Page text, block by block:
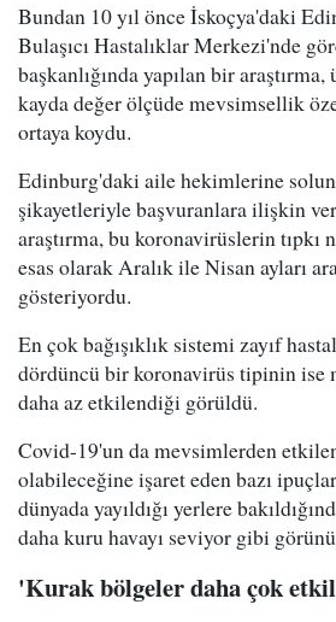
Bundan 10 yıl önce İskoçya'daki
Bulaşıcı Hastalıklar Merkezi'nde
başkanlığında yapılan bir
kayda değer ölçüde mevsimsellik
ortaya koydu.
Edinburg'daki aile hekimlerine
şikayetleriyle başvuranlara ilişkin
araştırma, bu koronavirüslerin tıpkı
esas olarak Aralık ile Nisan ayları
gösteriyordu.
En çok bağışıklık sistemi zayıf
dördüncü bir koronavirüs tipinin ise
daha az etkilendiği görüldü.
Covid-19'un da mevsimlerden
olabileceğine işaret eden bazı
dünyada yayıldığı yerlere
daha kuru havayı seviyor gibi
'Kurak bölgeler daha çok etki